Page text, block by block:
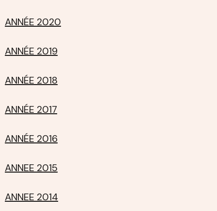
ANNÉE 2020
ANNÉE 2019
ANNÉE 2018
ANNÉE 2017
ANNÉE 2016
ANNEE 2015
ANNEE 2014